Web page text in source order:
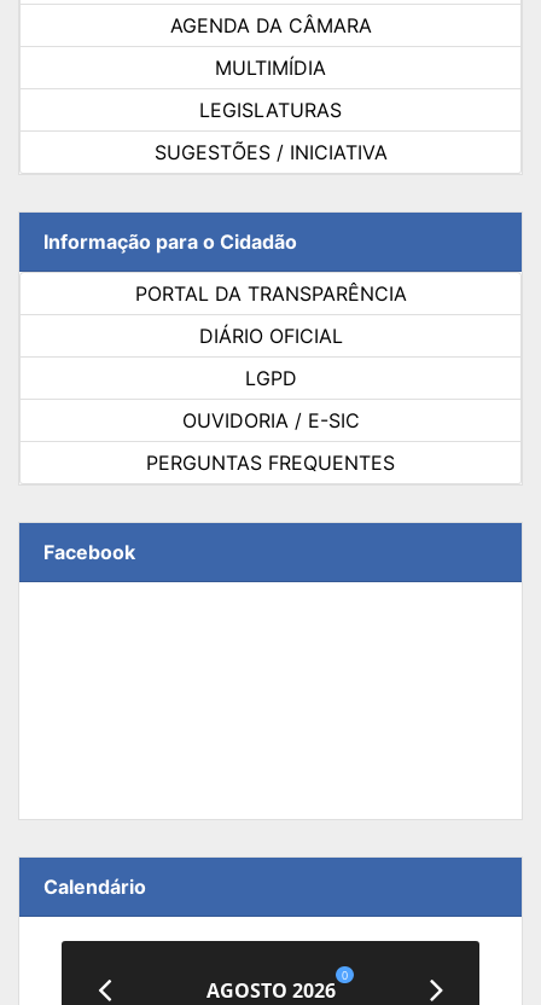
AGENDA DA CÂMARA
MULTIMÍDIA
LEGISLATURAS
SUGESTÕES / INICIATIVA
Informação para o Cidadão
PORTAL DA TRANSPARÊNCIA
DIÁRIO OFICIAL
LGPD
OUVIDORIA / E-SIC
PERGUNTAS FREQUENTES
Facebook
Calendário
AGOSTO 2026
0